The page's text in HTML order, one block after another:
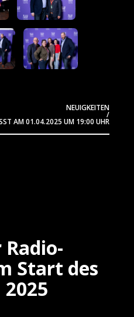
NEUIGKEITEN
/
AM01.04.2025 UM 19:00 UHR
Start des